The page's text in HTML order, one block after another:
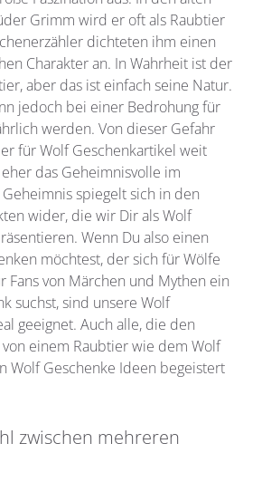
Grimm wird er oft als Raubtier
dichteten ihm einen
Charakter an. In Wahrheit ist der
aber das ist einfach seine Natur.
jedoch bei einer Bedrohung für
werden. Von dieser Gefahr
für Wolf Geschenkartikel weit
das Geheimnisvolle im
spiegelt sich in den
wider, die wir Dir als Wolf
Wenn Du also einen
möchtest, der sich für Wölfe
Fans von Märchen und Mythen ein
suchst, sind unsere Wolf
geeignet. Auch alle, die den
einem Raubtier wie dem Wolf
Wolf Geschenke Ideen begeistert
zwischen mehreren